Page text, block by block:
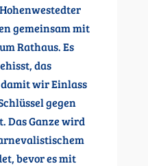
gemeinsam mit
Rathaus. Es
das
damit wir Einlass
gegen
Das Ganze wird
bevor es mit